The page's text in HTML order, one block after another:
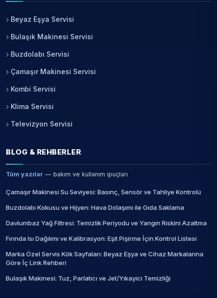
Beyaz Eşya Servisi
Bulaşık Makinesi Servisi
Buzdolabı Servisi
Çamaşır Makinesi Servisi
Kombi Servisi
Klima Servisi
Televizyon Servisi
BLOG & REHBERLER
Tüm yazılar — bakım ve kullanım ipuçları
Çamaşır Makinesi Su Seviyesi: Basınç, Sensör ve Tahliye Kontrolü
Buzdolabı Kokusu ve Hijyen: Hava Dolaşımı ile Gıda Saklama
Davlumbaz Yağ Filtresi: Temizlik Periyodu ve Yangın Riskini Azaltma
Fırında Isı Dağılımı ve Kalibrasyon: Eşit Pişirme İçin Kontrol Listesi
Marka Özel Servis Kök Sayfaları: Beyaz Eşya ve Cihaz Markalarına
Göre İç Link Rehberi
Bulaşık Makinesi: Tuz, Parlatıcı ve Jet/Yıkayici Temizliği